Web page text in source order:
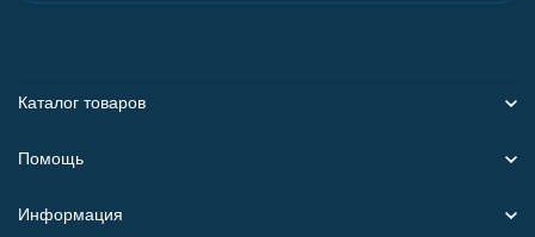
Каталог товаров
Помощь
Информация